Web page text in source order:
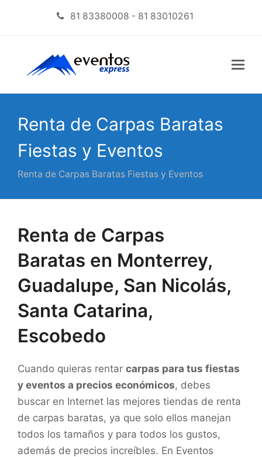
81 83380008 - 81 83010261
Renta de Carpas Baratas
Fiestas y Eventos
Renta de Carpas Baratas Fiestas y Eventos
Renta de Carpas
Baratas en Monterrey,
Guadalupe, San Nicolás,
Santa Catarina,
Escobedo
Cuando quieras rentar carpas para tus fiestas
y eventos a precios económicos, debes
buscar en Internet las mejores tiendas de renta
de carpas baratas, ya que solo ellos manejan
todos los tamaños y para todos los gustos,
además de precios increíbles. En Eventos